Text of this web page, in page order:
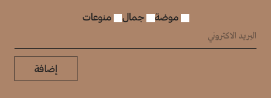
موضة جمال منوعات
إضافة